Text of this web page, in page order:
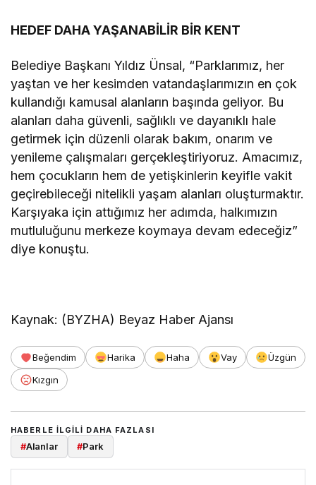
HEDEF DAHA YAŞANABİLİR BİR KENT
Belediye Başkanı Yıldız Ünsal, “Parklarımız, her
yaştan ve her kesimden vatandaşlarımızın en çok
kullandığı kamusal alanların başında geliyor. Bu
alanları daha güvenli, sağlıklı ve dayanıklı hale
getirmek için düzenli olarak bakım, onarım ve
yenileme çalışmaları gerçekleştiriyoruz. Amacımız,
hem çocukların hem de yetişkinlerin keyifle vakit
geçirebileceği nitelikli yaşam alanları oluşturmaktır.
Karşıyaka için attığımız her adımda, halkımızın
mutluluğunu merkeze koymaya devam edeceğiz”
diye konuştu.
Kaynak: (BYZHA) Beyaz Haber Ajansı
Beğendim Harika Haha Vay
Üzgün
Kızgın
HABERLE ILGILI DAHA FAZLASI
#Alanlar #Park